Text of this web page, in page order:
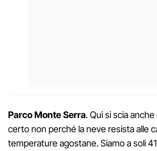
Parco Monte Serra. Qui si scia
certo non perché la neve resista alle
temperature agostane. Siamo a soli